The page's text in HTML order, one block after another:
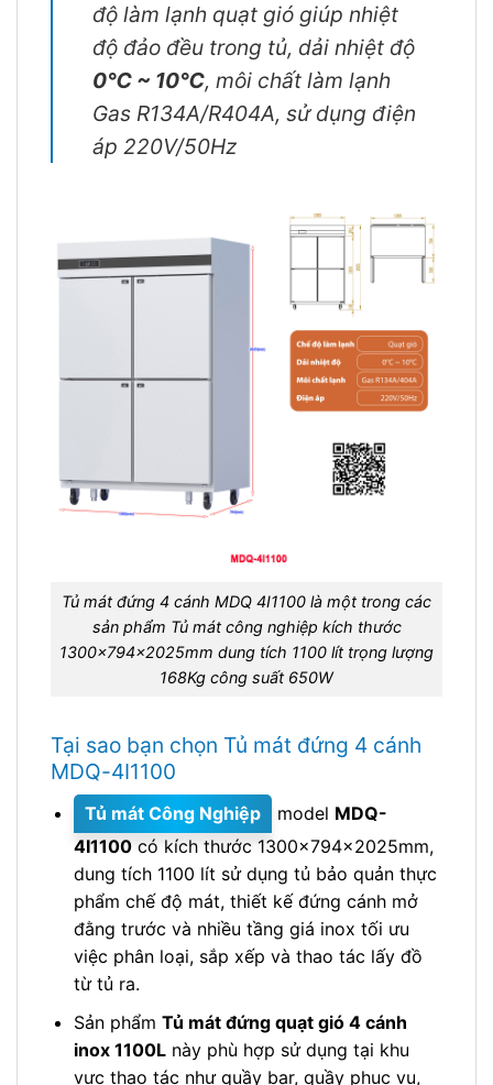
độ làm lạnh quạt gió giúp nhiệt
độ đảo đều trong tủ, dải nhiệt độ
0℃ ~ 10℃, môi chất làm lạnh
Gas R134A/R404A, sử dụng điện
áp 220V/50Hz
Tủ mát đứng 4 cánh MDQ 4I1100 là một trong các
sản phẩm Tủ mát công nghiệp kích thước
1300x794x2025mm dung tích 1100 lít trọng lượng
168Kg công suất 650W
Tại sao bạn chọn Tủ mát đứng 4 cánh
MDQ-4I1100
Tủ mát Công Nghiệp model MDQ-
4I1100có kích thước 1300x794x2025mm,
dung tích 1100 lít sử dụng tủ bảo quản thực
phẩm chế độ mát, thiết kế đứng cánh mở
đằng trước và nhiều tầng giá inox tối ưu
việc phân loại, sắp xếp và thao tác lấy đồ
từ tủ ra.
Sản phẩm Tủ mát đứng quạt gió 4 cánh
inox 1100Lnày phù hợp sử dụng tại khu
vực thao tác như quầy bar, quầy phục vụ,